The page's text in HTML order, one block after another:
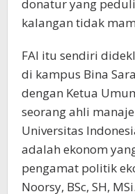
donatur yang
kalangan tidak
FAI itu sendiri
di kampus Bina
dengan Ketua
seorang ahli
Universitas
adalah ekonom
pengamat politik
Noorsy, BSc, SH, MSi.